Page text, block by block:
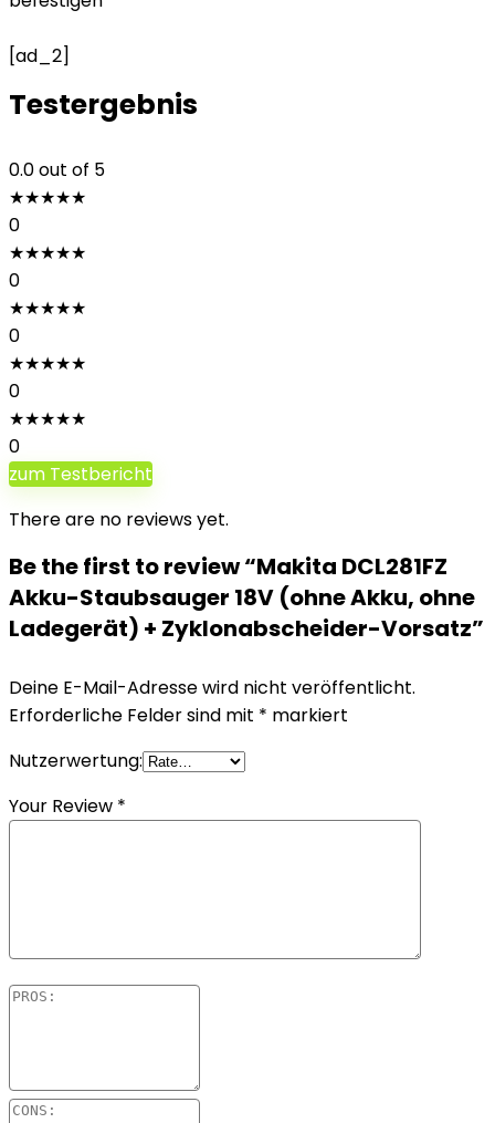
[ad_2]
Testergebnis
0.0out of 5
★★★★★
0
★★★★★
0
★★★★★
0
★★★★★
0
★★★★★
0
zum Testbericht
There are no reviews yet.
Be the first to review “Makita DCL281FZ
Akku-Staubsauger 18V (ohne Akku, ohne
Ladegerät) + Zyklonabscheider-Vorsatz”
Deine E-Mail-Adresse wird nicht veröffentlicht.
Erforderliche Felder sind mit * markiert
Nutzerwertung:
Your Review *